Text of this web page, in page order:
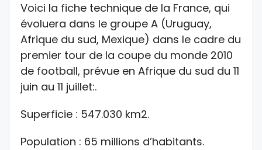
Voici la fiche technique de la France, qui
évoluera dans le groupe A (Uruguay,
Afrique du sud, Mexique) dans le cadre du
premier tour de la coupe du monde 2010
de football, prévue en Afrique du sud du 11
juin au 11 juillet:.
Superficie : 547.030 km2.
Population : 65 millions d’habitants.